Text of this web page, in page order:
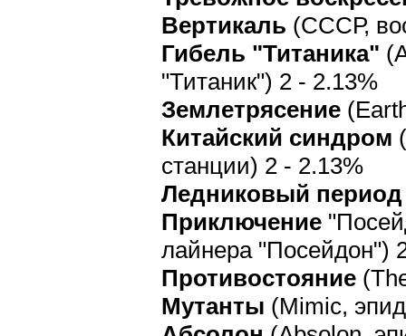
Вертикаль (СССР,
Гибель "Титаника"
"Титаник") 2 - 2.13%
Землетрясение
Китайский синдром
станции) 2 - 2.13%
Ледниковый период
Приключение
лайнера "Посейдон")
Противостояние
Мутанты (Mimic,